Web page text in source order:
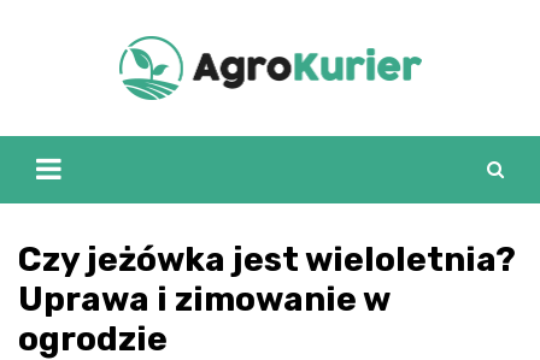
Czy jeżówka jest wieloletnia?
Uprawa i zimowanie w
ogrodzie